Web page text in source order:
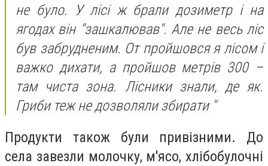
не було. У лісі ж брали дозиметр і на
ягодах він "зашкалював". Але не весь ліс
був забрудненим. От пройшовся я лісом і
важко дихати, а пройшов метрів 300 –
там чиста зона. Лісники знали, де як.
Гриби теж не дозволяли збирати "
Продукти також були привізними. До
села завезли молочку, м'ясо, хлібобулочні